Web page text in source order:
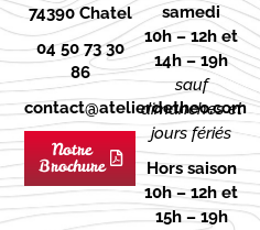
74390 Chatel
04 50 73 30
86
contact@atelierdetheo.com
Notre
Brochure
samedi
10h – 12h et
14h – 19h
sauf
dimanches et
jours fériés
Hors saison
10h – 12h et
15h – 19h